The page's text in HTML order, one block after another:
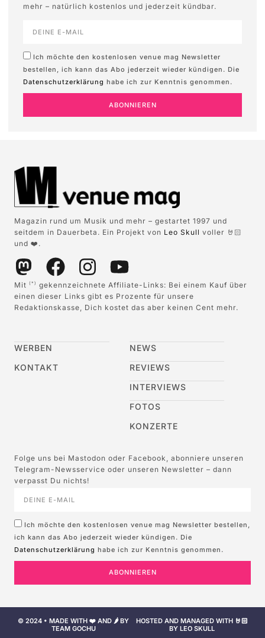
mehr – natürlich kostenlos und jederzeit kündbar.
Ich möchte den kostenlosen venue mag Newsletter
bestellen, ich kann das Abo jederzeit wieder kündigen. Die
Datenschutzerklärung habe ich zur Kenntnis genommen.
ABONNIEREN
Magazin rund um Musik und mehr – gestartet 1997 und
seitdem in Dauerbeta. Ein Projekt von Leo Skull voller 🤘🏻
und ❤️.
Mit (*)
gekennzeichnete Affiliate-Links: Bei einem Kauf über
einen dieser Links gibt es Prozente für unsere
Redaktionskasse, Dich kostet das aber keinen Cent mehr.
WERBEN
KONTAKT
NEWS
REVIEWS
INTERVIEWS
FOTOS
KONZERTE
Folge uns bei Mastodon oder Facebook, abonniere unseren
Telegram-Newsservice oder unseren Newsletter – dann
verpasst Du nichts!
Ich möchte den kostenlosen venue mag Newsletter bestellen,
ich kann das Abo jederzeit wieder kündigen. Die
Datenschutzerklärung habe ich zur Kenntnis genommen.
ABONNIEREN
© 2024 • MADE WITH ❤️ AND 🌶️ BY
TEAM GOCHU
HOSTED AND MANAGED WITH 🤘🏻
BY LEO SKULL